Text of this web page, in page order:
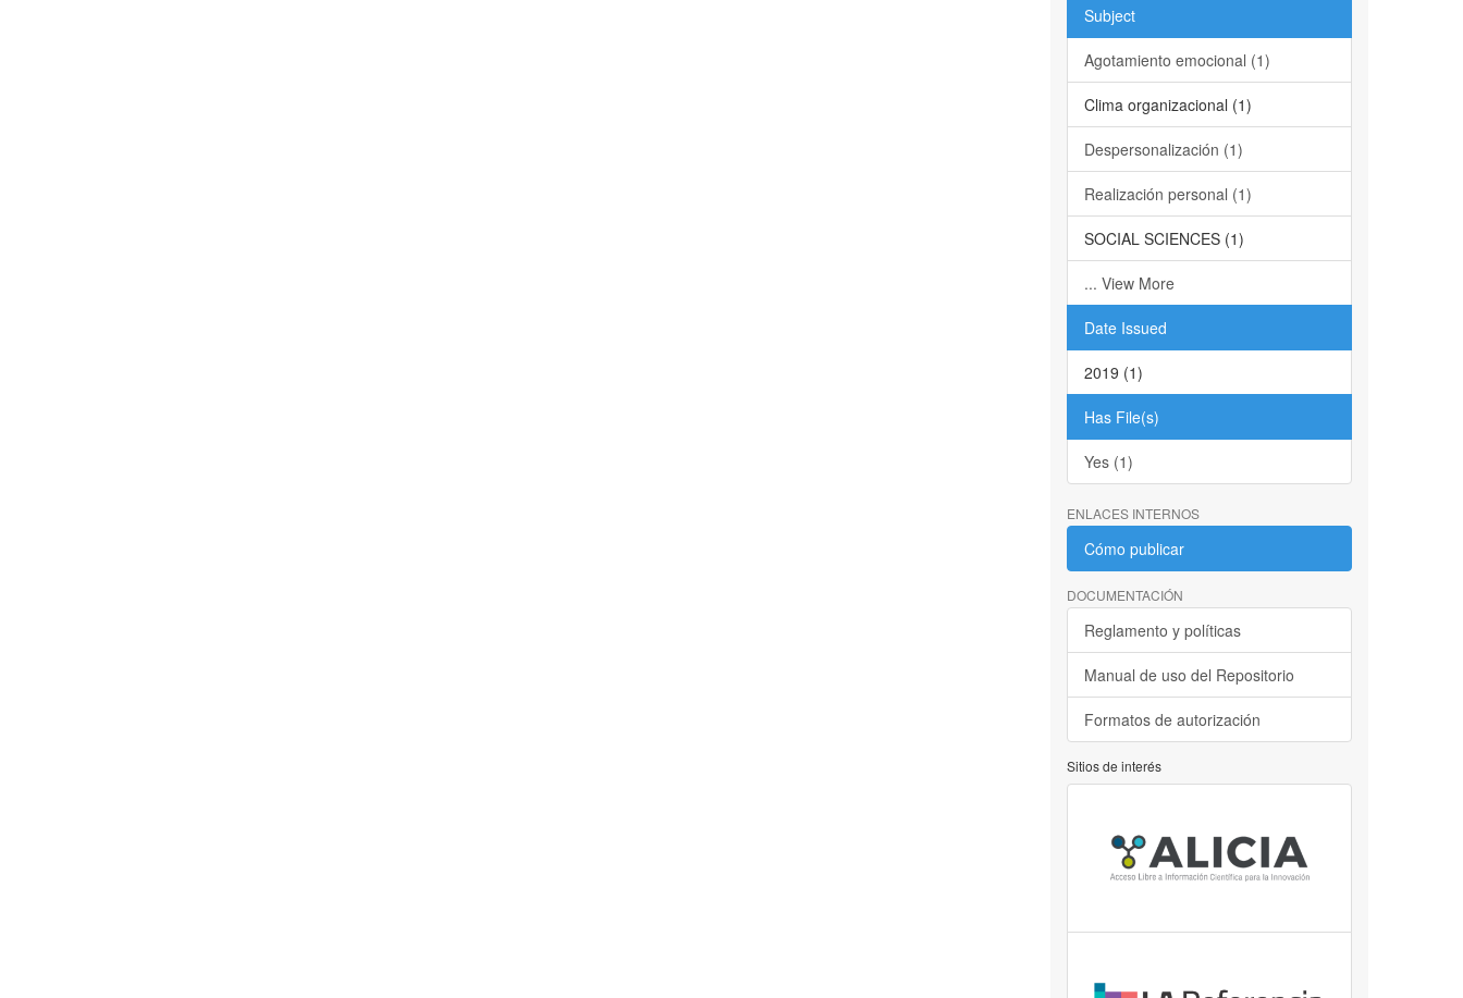
Subject
Agotamiento emocional (1)
Clima organizacional (1)
Despersonalización (1)
Realización personal (1)
SOCIAL SCIENCES (1)
... View More
Date Issued
2019 (1)
Has File(s)
Yes (1)
ENLACES INTERNOS
Cómo publicar
DOCUMENTACIÓN
Reglamento y políticas
Manual de uso del Repositorio
Formatos de autorización
Sitios de interés